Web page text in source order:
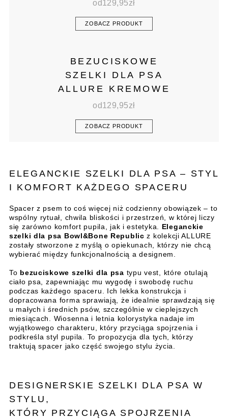
ELEGANCKIE SZELKI DLA PSA – STYL
I KOMFORT KAŻDEGO SPACERU
Spacer z psem to coś więcej niż codzienny obowiązek – to
wspólny rytuał, chwila bliskości i przestrzeń, w której liczy
się zarówno komfort pupila, jak i estetyka. Eleganckie
szelki dla psa Bowl&Bone Republic z kolekcji ALLURE
zostały stworzone z myślą o opiekunach, którzy nie chcą
wybierać między funkcjonalnością a designem.
To bezuciskowe szelki dla psa typu vest, które otulają
ciało psa, zapewniając mu wygodę i swobodę ruchu
podczas każdego spaceru. Ich lekka konstrukcja i
dopracowana forma sprawiają, że idealnie sprawdzają się
u małych i średnich psów, szczególnie w cieplejszych
miesiącach. Wiosenna i letnia kolorystyka nadaje im
wyjątkowego charakteru, który przyciąga spojrzenia i
podkreśla styl pupila. To propozycja dla tych, którzy
traktują spacer jako część swojego stylu życia.
od129,95zł
ZOBACZ PRODUKT
BEZUCISKOWE
SZELKI DLA PSA
ALLURE KREMOWE
od129,95zł
ZOBACZ PRODUKT
DESIGNERSKIE SZELKI DLA PSA W
STYLU,
KTÓRY PRZYCIĄGA SPOJRZENIA